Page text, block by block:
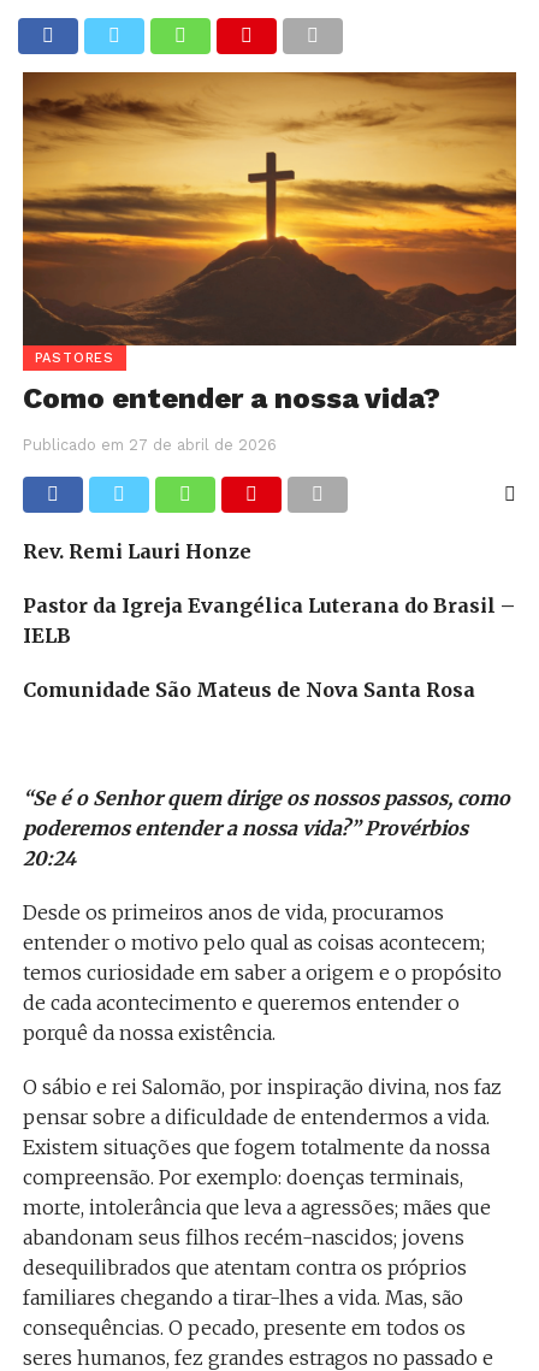
PASTORES
Como entender a nossa vida?
Publicado em 27 de abril de 2026
Rev. Remi Lauri Honze
Pastor da Igreja Evangélica Luterana do Brasil –
IELB
Comunidade São Mateus de Nova Santa Rosa
“Se é o Senhor quem dirige os nossos passos, como
poderemos entender a nossa vida?”Provérbios
20:24
Desde os primeiros anos de vida, procuramos
entender o motivo pelo qual as coisas acontecem;
temos curiosidade em saber a origem e o propósito
de cada acontecimento e queremos entender o
porquê da nossa existência.
O sábio e rei Salomão, por inspiração divina, nos faz
pensar sobre a dificuldade de entendermos a vida.
Existem situações que fogem totalmente da nossa
compreensão. Por exemplo: doenças terminais,
morte, intolerância que leva a agressões; mães que
abandonam seus filhos recém-nascidos; jovens
desequilibrados que atentam contra os próprios
familiares chegando a tirar-lhes a vida. Mas, são
consequências. O pecado, presente em todos os
seres humanos, fez grandes estragos no passado e